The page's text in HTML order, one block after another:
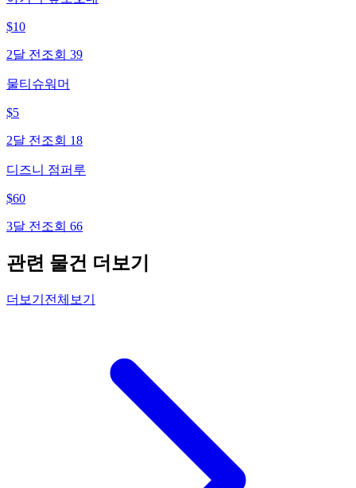
$10
2달 전 조회 39
물티슈워머
$5
2달 전 조회 18
디즈니 점퍼루
$60
3달 전 조회 66
관련 물건 더보기
더보기 전체보기